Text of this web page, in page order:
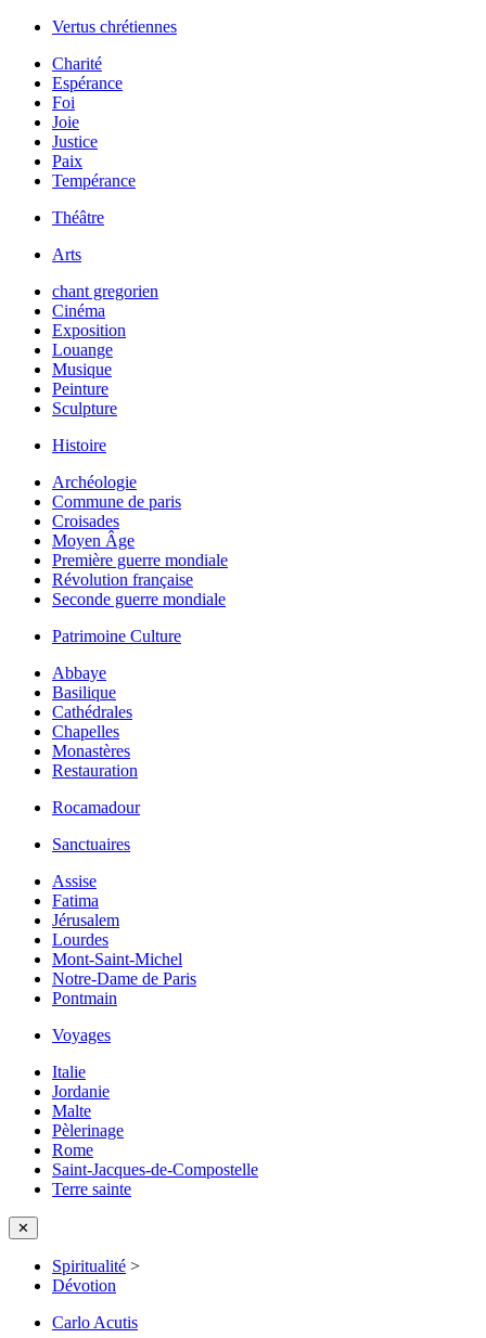
Vertus chrétiennes
Charité
Espérance
Foi
Joie
Justice
Paix
Tempérance
Théâtre
Arts
chant gregorien
Cinéma
Exposition
Louange
Musique
Peinture
Sculpture
Histoire
Archéologie
Commune de paris
Croisades
Moyen Âge
Première guerre mondiale
Révolution française
Seconde guerre mondiale
Patrimoine Culture
Abbaye
Basilique
Cathédrales
Chapelles
Monastères
Restauration
Rocamadour
Sanctuaires
Assise
Fatima
Jérusalem
Lourdes
Mont-Saint-Michel
Notre-Dame de Paris
Pontmain
Voyages
Italie
Jordanie
Malte
Pèlerinage
Rome
Saint-Jacques-de-Compostelle
Terre sainte
✕
Spiritualité >
Dévotion
Carlo Acutis